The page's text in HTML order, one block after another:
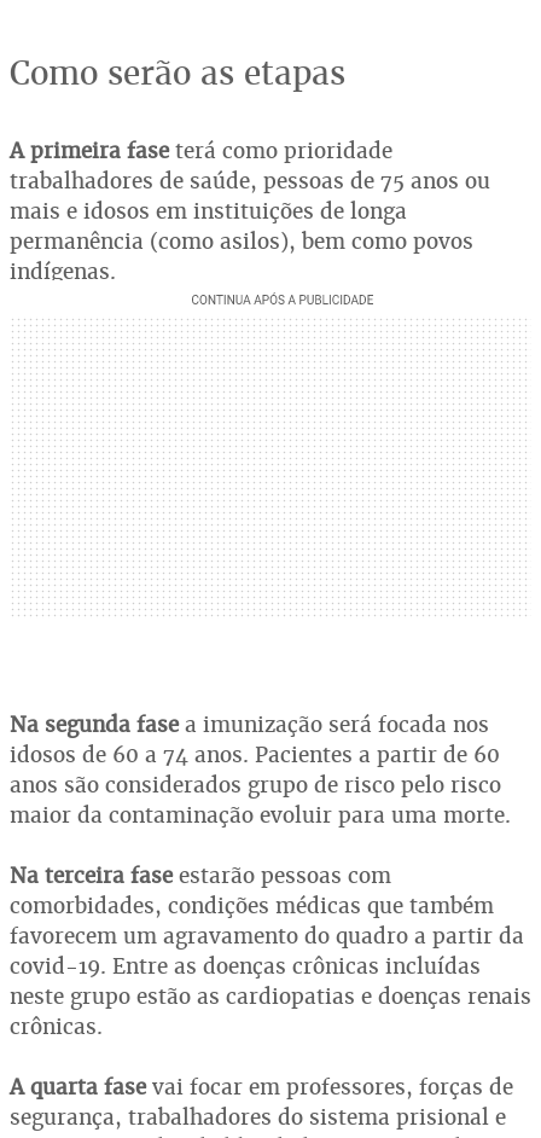
Como serão as etapas
A primeira faseterá como prioridade
trabalhadores de saúde, pessoas de 75 anos ou
mais e idosos em instituições de longa
permanência (como asilos), bem como povos
indígenas.
Na segunda fasea imunização será focada nos
idosos de 60 a 74 anos. Pacientes a partir de 60
anos são considerados grupo de risco pelo risco
maior da contaminação evoluir para uma morte.
Na terceira faseestarão pessoas com
comorbidades, condições médicas que também
favorecem um agravamento do quadro a partir da
covid-19. Entre as doenças crônicas incluídas
neste grupo estão as cardiopatias e doenças renais
crônicas.
A quarta fasevai focar em professores, forças de
segurança, trabalhadores do sistema prisional e